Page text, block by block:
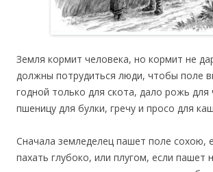
Земля кормит человека, но кормит не
должны потрудиться люди, чтобы поле
годной только для скота, дало рожь для
пшеницу для булки, гречу и просо для
Сначала земледелец пашет поле сохою,
пахать глубоко, или плугом, если пашет